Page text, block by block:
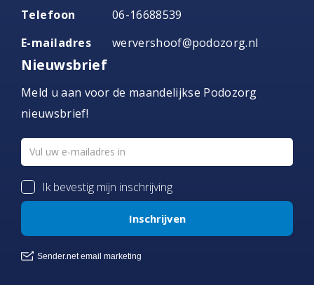
Telefoon
06-16688539
E-mailadres
wervershoof@podozorg.nl
Nieuwsbrief
Meld u aan voor de maandelijkse Podozorg
nieuwsbrief!